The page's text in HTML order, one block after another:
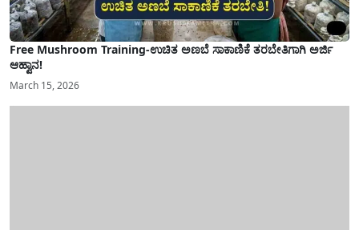
Free Mushroom Training-ಉಚಿತ ಅಣಬೆ ಸಾಕಾಣಿಕೆ ತರಬೇತಿಗಾಗಿ ಅರ್ಜಿ
ಆಹ್ವಾನ!
March 15, 2026